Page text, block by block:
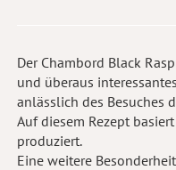
Der Chambord Black
und überaus
anlässlich des Besuches
Auf diesem Rezept
produziert.
Eine weitere